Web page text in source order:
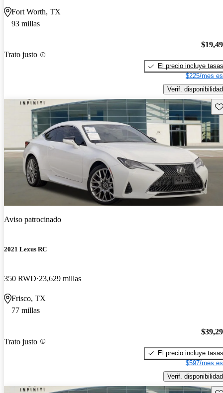
Fort Worth, TX
93 millas
Trato justo
El precio incluye tasas
$225/mes
Verif. disponibilidad
Aviso patrocinado
2021 Lexus RC
350 RWD 23,629 millas
Frisco, TX
77 millas
Trato justo
El precio incluye tasas
$597/mes
Verif. disponibilidad